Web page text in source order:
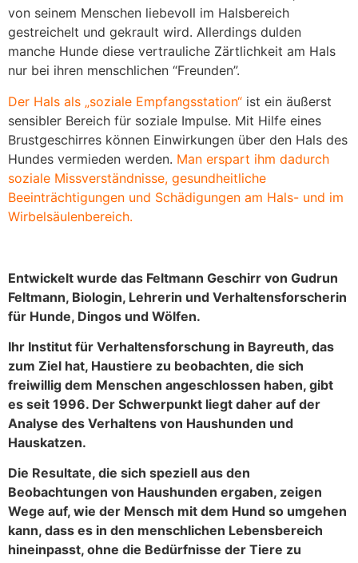
von seinem Menschen liebevoll im Halsbereich
gestreichelt und gekrault wird. Allerdings dulden
manche Hunde diese vertrauliche Zärtlichkeit am Hals
nur bei ihren menschlichen “Freunden”.
Der Hals als „soziale Empfangsstation“ ist ein äußerst
sensibler Bereich für soziale Impulse. Mit Hilfe eines
Brustgeschirres können Einwirkungen über den Hals des
Hundes vermieden werden. Man erspart ihm dadurch
soziale Missverständnisse, gesundheitliche
Beeinträchtigungen und Schädigungen am Hals- und im
Wirbelsäulenbereich.
Entwickelt wurde das Feltmann Geschirr von Gudrun
Feltmann, Biologin, Lehrerin und Verhaltensforscherin
für Hunde, Dingos und Wölfen.
Ihr Institut für Verhaltensforschung in Bayreuth, das
zum Ziel hat, Haustiere zu beobachten, die sich
freiwillig dem Menschen angeschlossen haben, gibt
es seit 1996. Der Schwerpunkt liegt daher auf der
Analyse des Verhaltens von Haushunden und
Hauskatzen.
Die Resultate, die sich speziell aus den
Beobachtungen von Haushunden ergaben, zeigen
Wege auf, wie der Mensch mit dem Hund so umgehen
kann, dass es in den menschlichen Lebensbereich
hineinpasst, ohne die Bedürfnisse der Tiere zu